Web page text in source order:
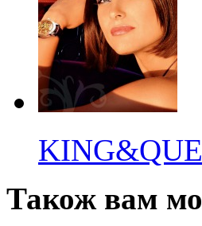
Також вам